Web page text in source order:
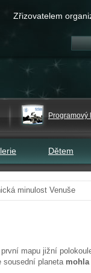
Zřizovatelem
Programový
Dětem
minulost Venuše
mapu jižní
sousední planeta